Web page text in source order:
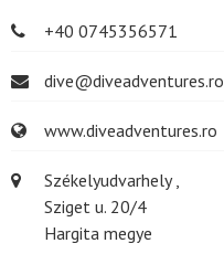
+40 0745356571
dive@diveadventures.ro
www.diveadventures.ro
Székelyudvarhely ,
Sziget u. 20/4
Hargita megye